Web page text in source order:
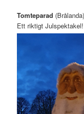
Tomteparad (Brålanda)
Ett riktigt